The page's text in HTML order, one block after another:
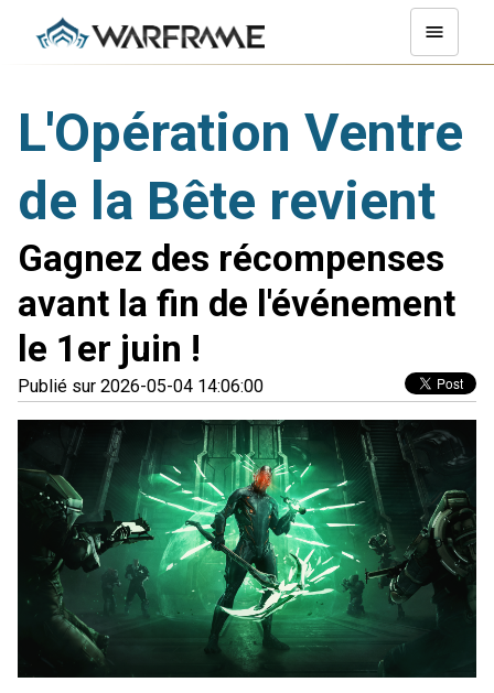
L'Opération Ventre
de la Bête revient
Gagnez des récompenses
avant la fin de l'événement
le 1er juin !
Publié sur 2026-05-04 14:06:00